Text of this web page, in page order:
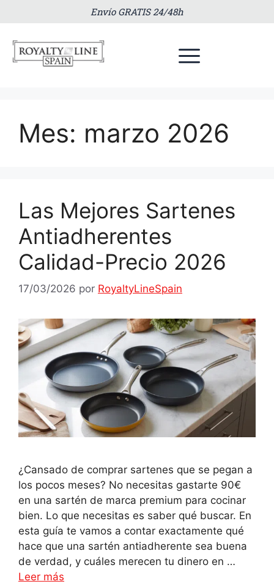
Envío GRATIS 24/48h
Mes: marzo 2026
Las Mejores Sartenes
Antiadherentes
Calidad-Precio 2026
17/03/2026 por RoyaltyLineSpain
¿Cansado de comprar sartenes que se pegan a
los pocos meses? No necesitas gastarte 90€
en una sartén de marca premium para cocinar
bien. Lo que necesitas es saber qué buscar. En
esta guía te vamos a contar exactamente qué
hace que una sartén antiadherente sea buena
de verdad, y cuáles merecen tu dinero en …
Leer más